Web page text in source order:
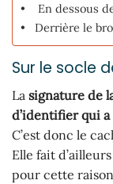
En dessous
Derrière le
Sur le socle
La signature de
d’identifier qui
C’est donc le
Elle fait
pour cette